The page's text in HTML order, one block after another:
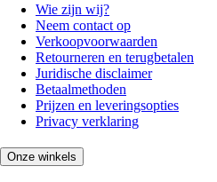
Wie zijn wij?
Neem contact op
Verkoopvoorwaarden
Retourneren en terugbetalen
Juridische disclaimer
Betaalmethoden
Prijzen en leveringsopties
Privacy verklaring
Onze winkels